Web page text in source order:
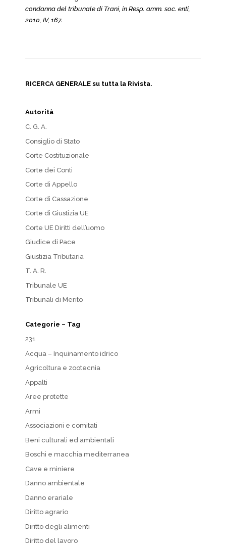
condanna del tribunale di Trani, in Resp. amm. soc. enti,
2010, IV, 167.
RICERCA GENERALE su tutta la Rivista.
Autorità
C. G. A.
Consiglio di Stato
Corte Costituzionale
Corte dei Conti
Corte di Appello
Corte di Cassazione
Corte di Giustizia UE
Corte UE Diritti dell’uomo
Giudice di Pace
Giustizia Tributaria
T. A. R.
Tribunale UE
Tribunali di Merito
Categorie – Tag
231
Acqua – Inquinamento idrico
Agricoltura e zootecnia
Appalti
Aree protette
Armi
Associazioni e comitati
Beni culturali ed ambientali
Boschi e macchia mediterranea
Cave e miniere
Danno ambientale
Danno erariale
Diritto agrario
Diritto degli alimenti
Diritto del lavoro